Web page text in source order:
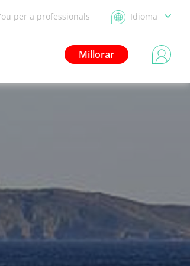
per a professionals Idioma
Millorar